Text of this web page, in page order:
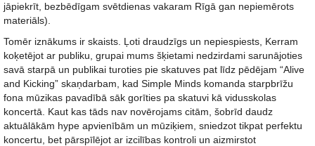
jāpiekrīt, bezbēdīgam svētdienas vakaram Rīgā gan nepiemērots
materiāls).
Tomēr iznākums ir skaists. Ļoti draudzīgs un nepiespiests, Kerram
koķetējot ar publiku, grupai mums šķietami nedzirdami sarunājoties
savā starpā un publikai turoties pie skatuves pat līdz pēdējam “Alive
and Kicking” skaņdarbam, kad Simple Minds komanda starpbrīžu
fona mūzikas pavadībā sāk gorīties pa skatuvi kā vidusskolas
koncertā. Kaut kas tāds nav novērojams citām, šobrīd daudz
aktuālākām hype apvienībām un mūziķiem, sniedzot tikpat perfektu
koncertu, bet pārspīlējot ar izcilības kontroli un aizmirstot